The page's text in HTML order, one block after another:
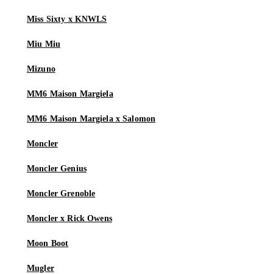
Miss Sixty x KNWLS
Miu Miu
Mizuno
MM6 Maison Margiela
MM6 Maison Margiela x Salomon
Moncler
Moncler Genius
Moncler Grenoble
Moncler x Rick Owens
Moon Boot
Mugler